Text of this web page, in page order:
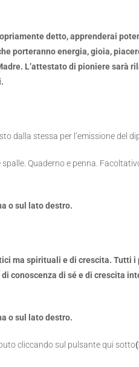
detto, apprenderai
porteranno energia, gioia,
L’attestato di pioniere sarà
dalla stessa per l’emissione del
Quaderno e penna.
o sul lato destro.
ma spirituali e di crescita. Tutti i
conoscenza di sé e di crescita
o sul lato destro.
cliccando sul pulsante qui sotto